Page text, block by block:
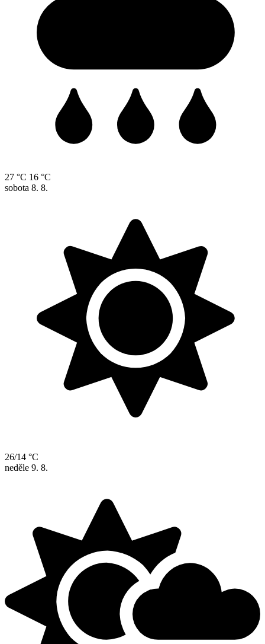
27 °C 16 °C
sobota 8. 8.
26/14 °C
neděle 9. 8.